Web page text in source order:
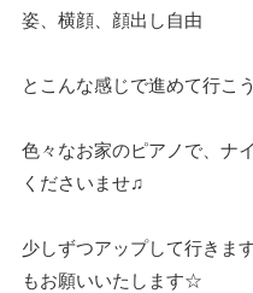
姿、横顔、顔出し自由
とこんな感じで進めて行こ
色々なお家のピアノで、ナ
くださいませ♫
少しずつアップして行きま
もお願いいたします☆